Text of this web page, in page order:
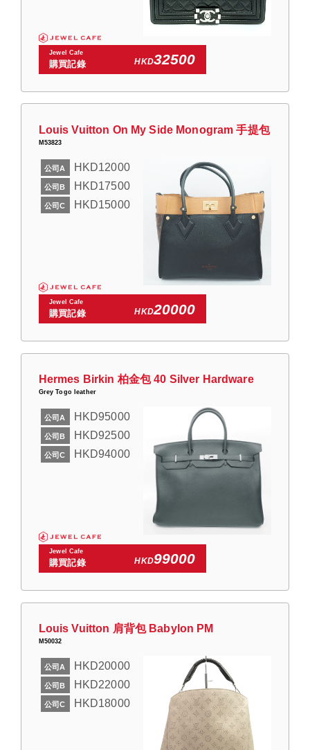
Jewel Cafe
購買記錄 HKD32500
Louis Vuitton On My Side Monogram 手提包
M53823
公司A HKD12000
公司B HKD17500
公司C HKD15000
Jewel Cafe
購買記錄 HKD20000
Hermes Birkin 柏金包 40 Silver Hardware
Grey Togo leather
公司A HKD95000
公司B HKD92500
公司C HKD94000
Jewel Cafe
購買記錄 HKD99000
Louis Vuitton 肩背包 Babylon PM
M50032
公司A HKD20000
公司B HKD22000
公司C HKD18000